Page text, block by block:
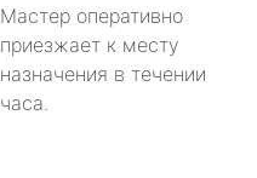
Мастер оперативно
приезжает к месту
назначения в течении
часа.